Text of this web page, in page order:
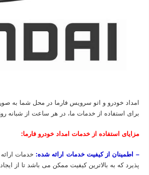
امداد خودرو و اتو سرویس فارما در محل شما به
برای استفاده از خدمات ما، در هر ساعت از شبانه روز با شماره تلفن
مزایای استفاده از خدمات امداد خودرو فارما:
– اطمینان از کیفیت خدمات ارائه شده: خدمات
پذیرد که به بالاترین کیفیت ممکن می باشد تا از